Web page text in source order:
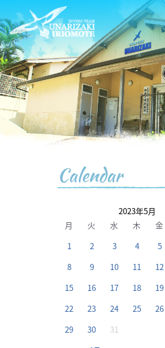
Calendar
2023年5月
月
火 水 木 金
1 2 3 4 5
8
9 10 11 12
15
16 17 18 19
22
23 24 25 26
29
30 31